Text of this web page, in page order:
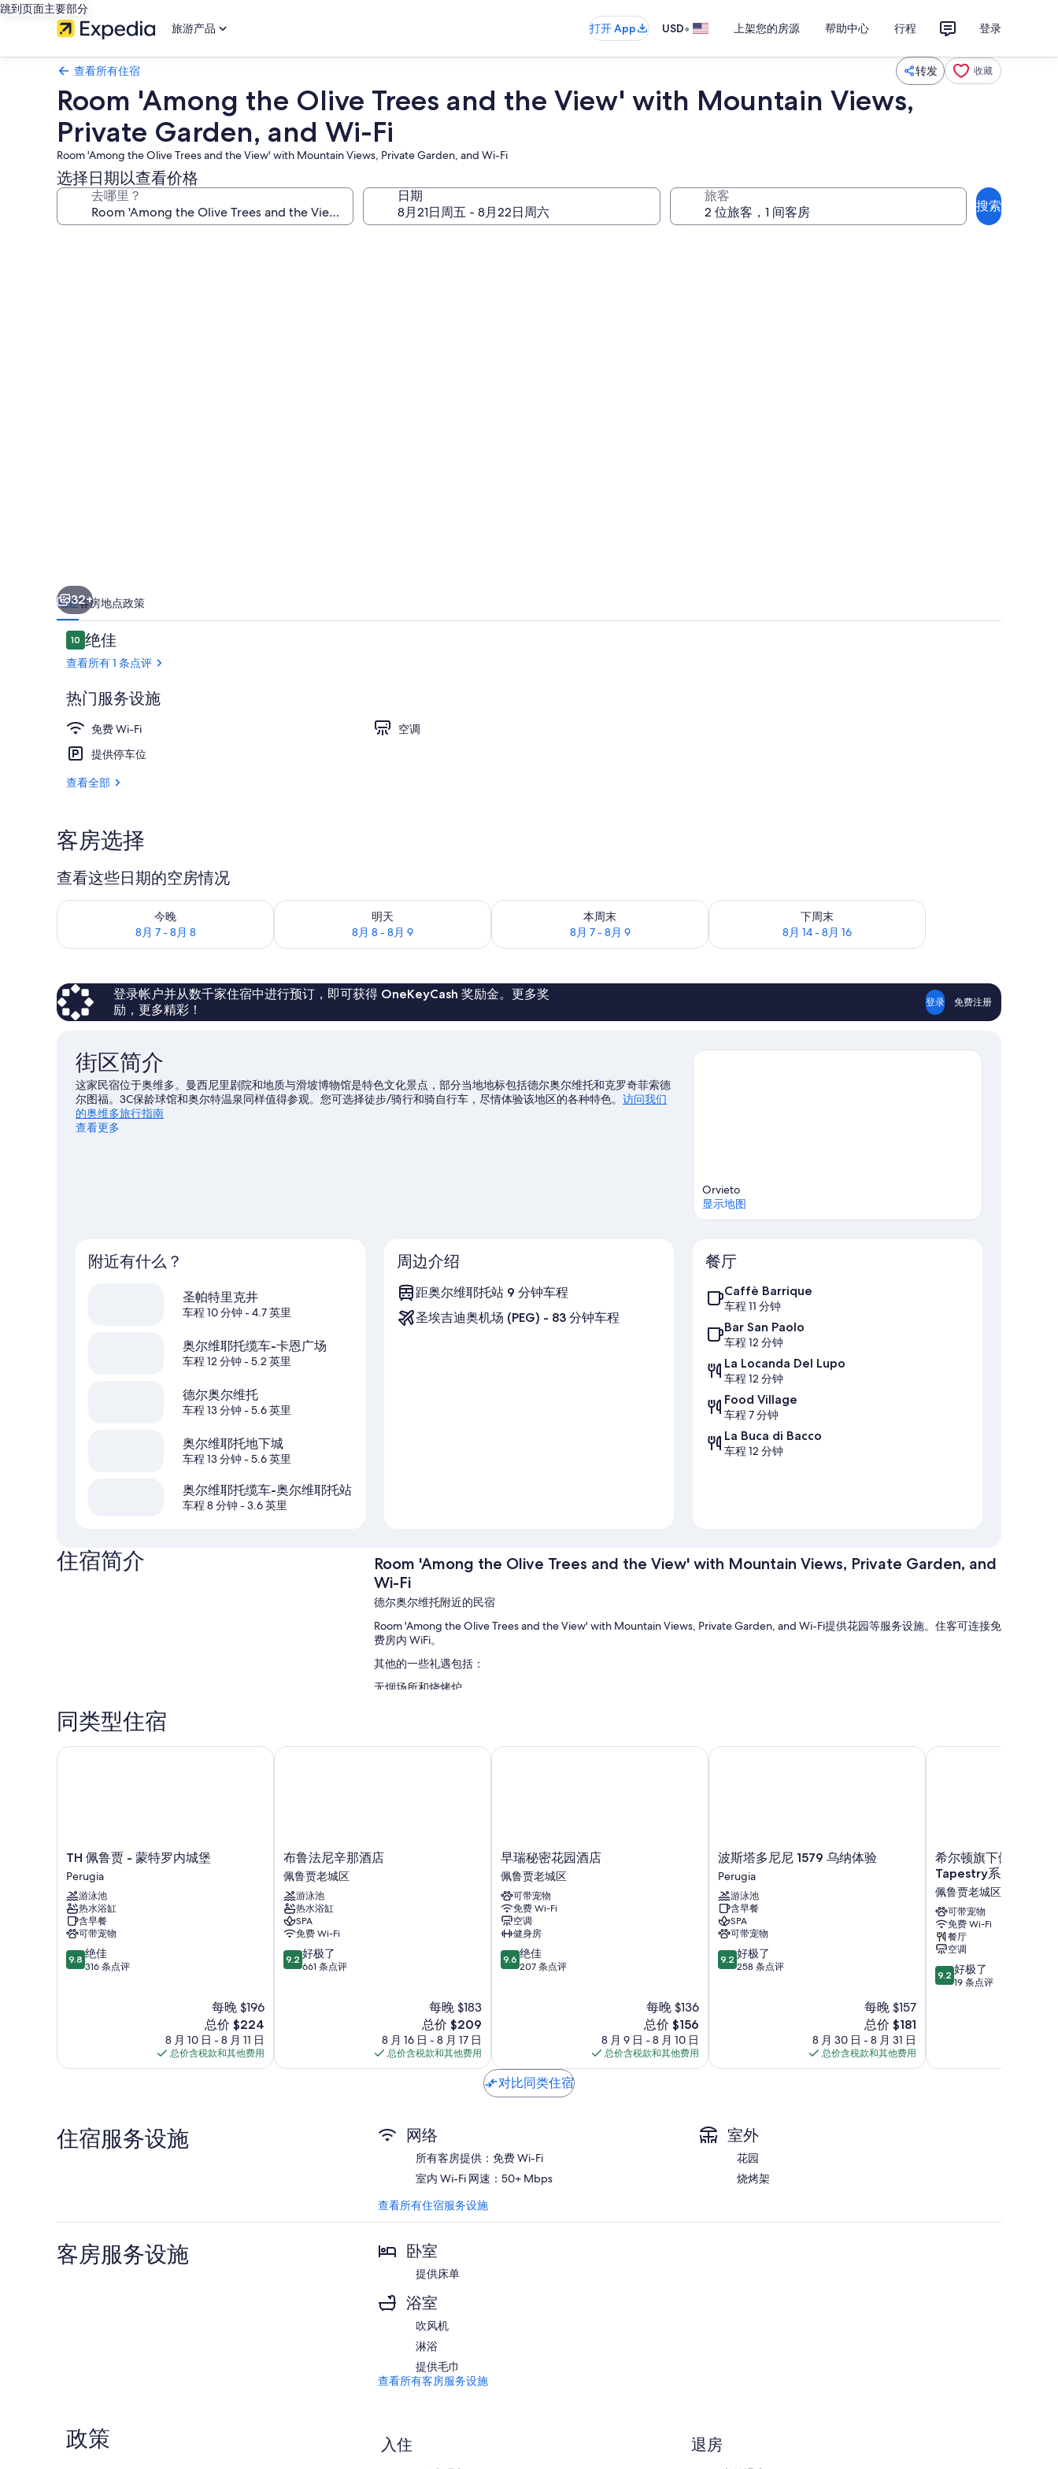
跳到页面主要部分
旅游产品
打开 App USD• 上架您的房源 帮助中心 行程 登录
查看所有住宿 转发 收藏
Room 'Among the Olive Trees and the View' with Mountain Views,
Private Garden, and Wi-Fi
Room 'Among the Olive Trees and the View' with Mountain Views, Private Garden, and Wi-Fi
选择日期以查看价格
去哪里？ 日期 旅客
搜索
Fi
的
照
片
32+
概述客房地点政策
点
评
1010/10绝佳
查看所有 1 条点评
热门服务设施
免费 Wi-Fi
空调
提供停车位
查看全部
客房选择
查看这些日期的空房情况
今晚
8月 7 - 8月 8
查看今晚的空房情况：8月 7 - 8月 8
明天
8月 8 - 8月 9
查看明天的空房情况：8月 8 - 8月 9
本周末
8月 7 - 8月 9
查看本周末的空房情况：8月 7 - 8月 9
下周末
8月 14 - 8月 16
查看下周末的空房情况：8月 14 - 8月 16
登录帐户并从数千家住宿中进行预订，即可获得 OneKeyCash 奖励金。更多奖
励，更多精彩！
登录 免费注册
街区简介
这家民宿位于奥维多。曼西尼里剧院和地质与滑坡博物馆是特色文化景点，部分当地地标包括德尔奥尔维托和克罗奇菲索德
尔图福。3C保龄球馆和奥尔特温泉同样值得参观。您可选择徒步/骑行和骑自行车，尽情体验该地区的各种特色。 访问我们
的奥维多旅行指南
查看更多
Orvieto
显示地图
附近有什么？
圣帕特里克井
车程 10 分钟- 4.7 英里
奥尔维耶托缆车-卡恩广场
车程 12 分钟- 5.2 英里
德尔奥尔维托
车程 13 分钟- 5.6 英里
奥尔维耶托地下城
车程 13 分钟- 5.6 英里
奥尔维耶托缆车-奥尔维耶托站
车程 8 分钟- 3.6 英里
周边介绍
距奥尔维耶托站 9 分钟车程
圣埃吉迪奥机场 (PEG) - 83 分钟车程
餐厅
Caffè Barrique
车程 11 分钟
Bar San Paolo
车程 12 分钟
La Locanda Del Lupo
车程 12 分钟
Food Village
车程 7 分钟
La Buca di Bacco
车程 12 分钟
住宿简介
Room 'Among the Olive Trees and the View' with Mountain Views, Private Garden, and
Wi-Fi
德尔奥尔维托附近的民宿
Room 'Among the Olive Trees and the View' with Mountain Views, Private Garden, and Wi-Fi提供花园等服务设施。住客可连接免
费房内 WiFi。
其他的一些礼遇包括：
无烟场所和烧烤炉
细节，还有免费 WiFi等设施/服务。
同类型住宿
TH
佩
鲁
贾
-
蒙
特
罗
内
TH 佩鲁贾 - 蒙特罗内城堡
Perugia
游泳池
热水浴缸
含早餐
可带宠物
9.8
分，
条
9.8 绝佳
316 条点评
每晚 $196
新
价
格
$224
总价 $224
8 月 10 日 - 8 月 11 日
总价含税款和其他费用
TH 佩鲁贾 - 蒙特罗内城堡
布
鲁
法
尼
辛
那
酒
店
佩
布鲁法尼辛那酒店
佩鲁贾老城区
游泳池
热水浴缸
SPA
免费 Wi-Fi
9.2
分，
661
9.2 好极了
661 条点评
每晚 $183
新
价
格
$209
总价 $209
8 月 16 日 - 8 月 17 日
总价含税款和其他费用
布鲁法尼辛那酒店
早
瑞
秘
密
花
园
酒
店
佩
早瑞秘密花园酒店
佩鲁贾老城区
可带宠物
免费 Wi-Fi
空调
健身房
9.6
分，
条
点
评
9.6 绝佳
207 条点评
每晚 $136
新
价
格
$156
总价 $156
8 月 9 日 - 8 月 10 日
总价含税款和其他费用
早瑞秘密花园酒店
波
斯
塔
多
尼
尼
1579
乌
纳
波斯塔多尼尼 1579 乌纳体验
Perugia
游泳池
含早餐
SPA
可带宠物
9.2
分，
258
9.2 好极了
258 条点评
每晚 $157
新
价
格
$181
总价 $181
8 月 30 日 - 8 月 31 日
总价含税款和其他费用
波斯塔多尼尼 1579 乌纳体验
希
尔
顿
旗
下
佩
鲁
贾
罗
塞
列
希尔顿旗下佩鲁贾罗
Tapestry系列
佩鲁贾老城区
可带宠物
免费 Wi-Fi
餐厅
空调
9.2
分，
了，
9.2 好极了
19 条点评
希尔顿旗下佩鲁贾罗塞
对比同类住宿
住宿服务设施 网络
所有客房提供：免费 Wi-Fi
室内 Wi-Fi 网速：50+ Mbps
室外
花园
烧烤架
查看所有住宿服务设施
客房服务设施 卧室
提供床单
浴室
吹风机
淋浴
提供毛巾
查看所有客房服务设施
政策 入住 退房